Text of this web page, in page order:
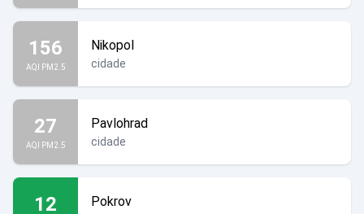
156
AQI PM2.5
Nikopol
cidade
27
AQI PM2.5
Pavlohrad
cidade
12 Pokrov